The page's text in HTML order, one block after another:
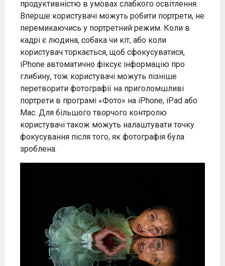
продуктивністю в умовах слабкого освітлення.
Вперше користувачі можуть робити портрети, не
перемикаючись у портретний режим. Коли в
кадрі є людина, собака чи кіт, або коли
користувач торкається, щоб сфокусуватися,
iPhone автоматично фіксує інформацію про
глибину, тож користувачі можуть пізніше
перетворити фотографії на приголомшливі
портрети в програмі «Фото» на iPhone, iPad або
Mac. Для більшого творчого контролю
користувачі також можуть налаштувати точку
фокусування після того, як фотографія була
зроблена.